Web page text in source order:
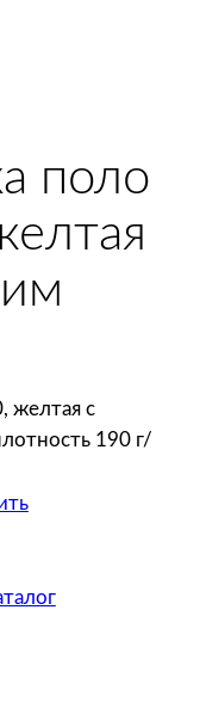
поло
желтая с
190 г/